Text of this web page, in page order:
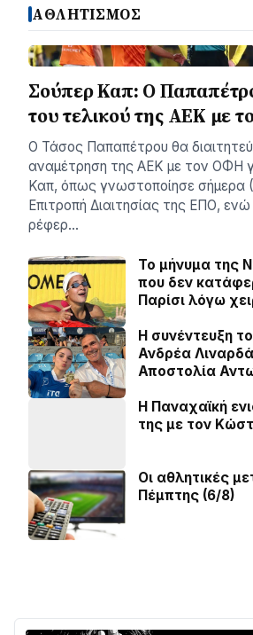
ΑΘΛΗΤΙΣΜΟΣ
Σούπερ Καπ: Ο
του τελικού της ΑΕΚ με
Ο Τάσος Παπαπέτρου θα
αναμέτρηση της ΑΕΚ με τον ΟΦΗ
Καπ, όπως γνωστοποίησε σήμερα
Επιτροπή Διαιτησίας της ΕΠΟ,
ρέφερ…
Το μήνυμα της
που δεν
Παρίσι λόγω
H συνέντευξη
Ανδρέα
Αποστολία
Η Παναχαϊκή
της με τον
Οι αθλητικές
Πέμπτης (6/8)